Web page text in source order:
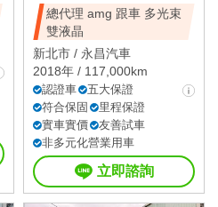
總代理 amg 跟車 多光束
雙液晶
新北市 / 永昌汽車
2018年 / 117,000km
認證車
五大保證
符合保固
里程保證
實車實價
友善試車
非多元化營業用車
立即諮詢